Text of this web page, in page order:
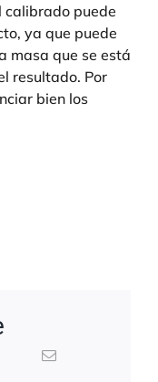
calibrado puede
ya que puede
masa que se está
resultado. Por
bien los